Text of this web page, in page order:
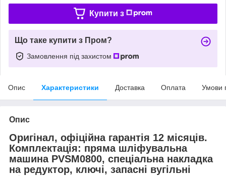
Купити з
Що таке купити з Пром?
Замовлення під захистом
Опис Характеристики Доставка Оплата Умови
Опис
Оригінал, офіційна гарантія 12 місяців.
Комплектація: пряма шліфувальна
машина PVSM0800, спеціальна накладка
на редуктор, ключі, запасні вугільні